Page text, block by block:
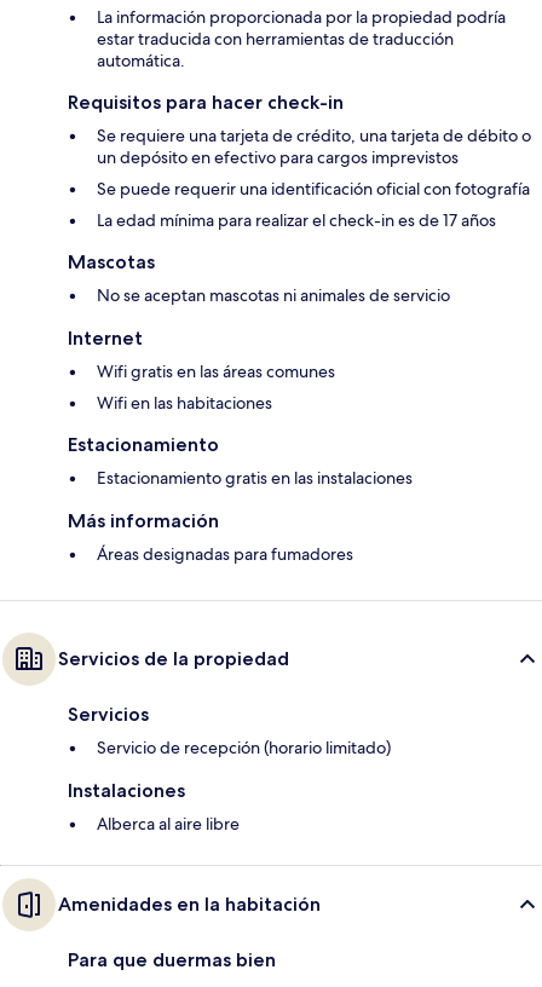
La información proporcionada por la propiedad podría
estar traducida con herramientas de traducción
automática.
Requisitos para hacer check-in
Se requiere una tarjeta de crédito, una tarjeta de débito o
un depósito en efectivo para cargos imprevistos
Se puede requerir una identificación oficial con fotografía
La edad mínima para realizar el check-in es de 17 años
Mascotas
No se aceptan mascotas ni animales de servicio
Internet
Wifi gratis en las áreas comunes
Wifi en las habitaciones
Estacionamiento
Estacionamiento gratis en las instalaciones
Más información
Áreas designadas para fumadores
Servicios de la propiedad
Servicios
Servicio de recepción (horario limitado)
Instalaciones
Alberca al aire libre
Amenidades en la habitación
Para que duermas bien